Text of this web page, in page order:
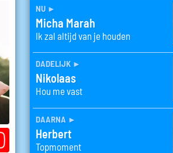
nu ►
Micha Marah
Ik zal altijd van je houden
dadelijk ►
Nikolaas
Hou me vast
daarna ►
Herbert
Topmoment